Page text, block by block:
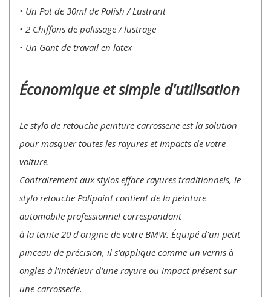
• Un Pot de 30ml de Polish / Lustrant
• 2 Chiffons de polissage / lustrage
• Un Gant de travail en latex
Économique et simple d'utilisation
Le stylo de retouche peinture carrosserie est la solution
pour masquer toutes les rayures et impacts de votre
voiture.
Contrairement aux stylos efface rayures traditionnels, le
stylo retouche Polipaint contient de la peinture
automobile professionnel correspondant
à la teinte 20 d'origine de votre BMW. Équipé d'un petit
pinceau de précision, il s'applique comme un vernis à
ongles à l'intérieur d'une rayure ou impact présent sur
une carrosserie.